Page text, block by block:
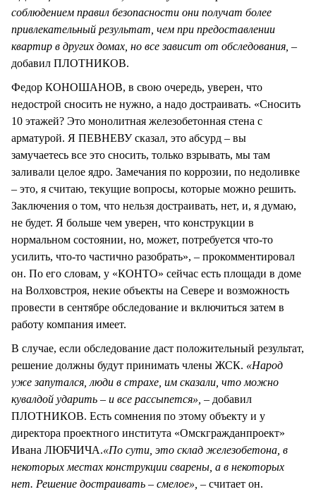
соблюдением правил безопасности они получат более
привлекательный результат, чем при предоставлении
квартир в других домах, но все зависит от обследования, –
добавил ПЛОТНИКОВ.
Федор КОНОШАНОВ, в свою очередь, уверен, что
недострой сносить не нужно, а надо достраивать. «Сносить
10 этажей? Это монолитная железобетонная стена с
арматурой. Я ПЕВНЕВУ сказал, это абсурд – вы
замучаетесь все это сносить, только взрывать, мы там
заливали целое ядро. Замечания по коррозии, по недоливке
– это, я считаю, текущие вопросы, которые можно решить.
Заключения о том, что нельзя достраивать, нет, и, я думаю,
не будет. Я больше чем уверен, что конструкции в
нормальном состоянии, но, может, потребуется что-то
усилить, что-то частично разобрать», – прокомментировал
он. По его словам, у «КОНТО» сейчас есть площади в доме
на Волховстроя, некие объекты на Севере и возможность
провести в сентябре обследование и включиться затем в
работу компания имеет.
В случае, если обследование даст положительный результат,
решение должны будут принимать члены ЖСК. «Народ
уже запутался, люди в страхе, им сказали, что можно
кувалдой ударить – и все рассыпется», – добавил
ПЛОТНИКОВ. Есть сомнения по этому объекту и у
директора проектного института «Омскгражданпроект»
Ивана ЛЮБЧИЧА.«По сути, это склад железобетона, в
некоторых местах конструкции сварены, а в некоторых
нет. Решение достраивать – смелое», – считает он.